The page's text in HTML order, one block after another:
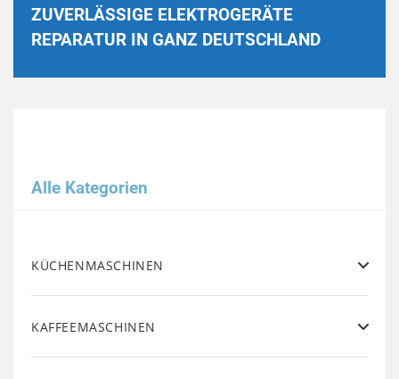
ZUVERLÄSSIGE ELEKTROGERÄTE
REPARATUR IN GANZ DEUTSCHLAND
Alle Kategorien
KÜCHENMASCHINEN
KAFFEEMASCHINEN